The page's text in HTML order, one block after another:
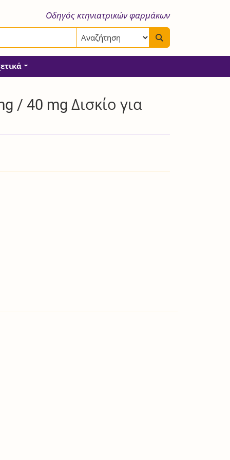
Οδηγός κτηνιατρικών φαρμάκων
/ 40 mg Δισκίο για